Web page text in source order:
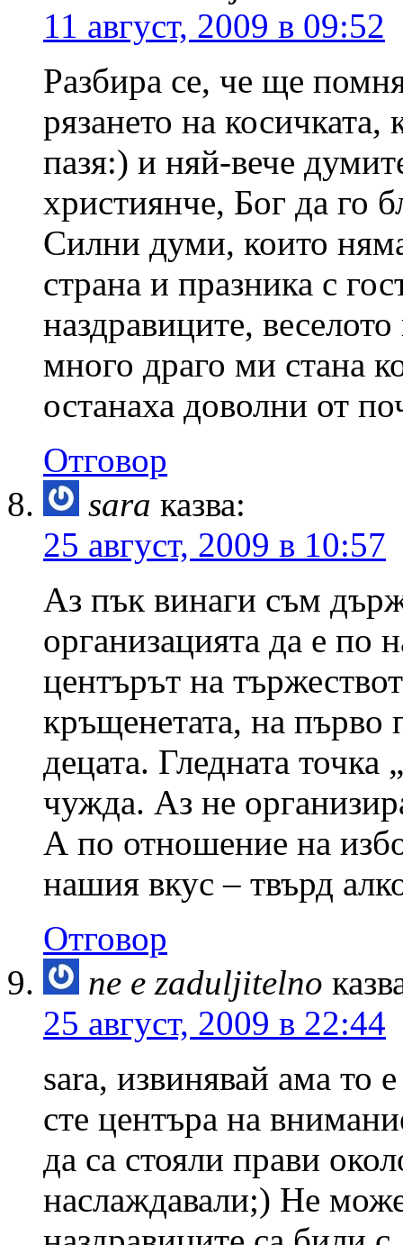
11 август, 2009 в 09:52
Разбира се, че ще
рязането на
пазя:) и няй-вече
християнче, Бог да го
Силни думи, които
страна и празника с
наздравиците,
много драго ми стана
останаха доволни от
Отговор
sara казва:
25 август, 2009 в 10:57
Аз пък винаги съм
организацията да е по
центърът на
кръщенетата, на първо
децата. Гледната точка
чужда. Аз не
А по отношение на
нашия вкус – твърд
Отговор
ne e zaduljitelno
25 август, 2009 в 22:44
sara, извинявай ама то
сте центъра на
да са стояли прави
наслаждавали;) Не